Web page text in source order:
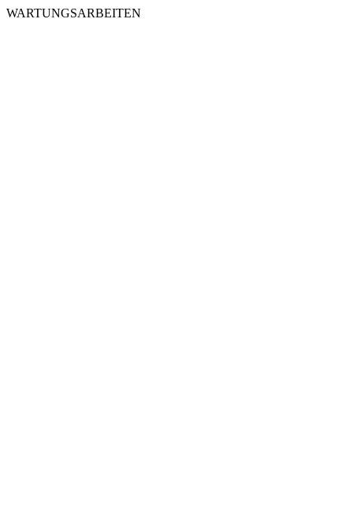
WARTUNGSARBEITEN